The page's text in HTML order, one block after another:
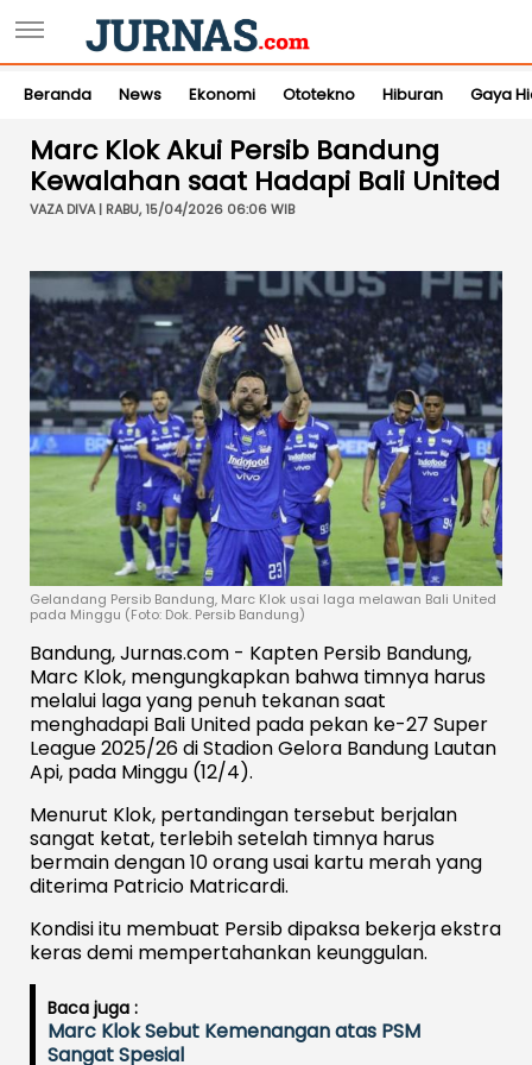
Beranda News Ekonomi Ototekno Hiburan Gaya
Marc Klok Akui Persib Bandung
Kewalahan saat Hadapi Bali United
VAZA DIVA | RABU, 15/04/2026 06:06 WIB
Gelandang Persib Bandung, Marc Klok usai laga melawan Bali United
pada Minggu (Foto: Dok. Persib Bandung)
Bandung, Jurnas.com - Kapten Persib Bandung,
Marc Klok, mengungkapkan bahwa timnya harus
melalui laga yang penuh tekanan saat
menghadapi Bali United pada pekan ke-27 Super
League 2025/26 di Stadion Gelora Bandung Lautan
Api, pada Minggu (12/4).
Menurut Klok, pertandingan tersebut berjalan
sangat ketat, terlebih setelah timnya harus
bermain dengan 10 orang usai kartu merah yang
diterima Patricio Matricardi.
Kondisi itu membuat Persib dipaksa bekerja ekstra
keras demi mempertahankan keunggulan.
Baca juga :
Marc Klok Sebut Kemenangan atas PSM
Sangat Spesial